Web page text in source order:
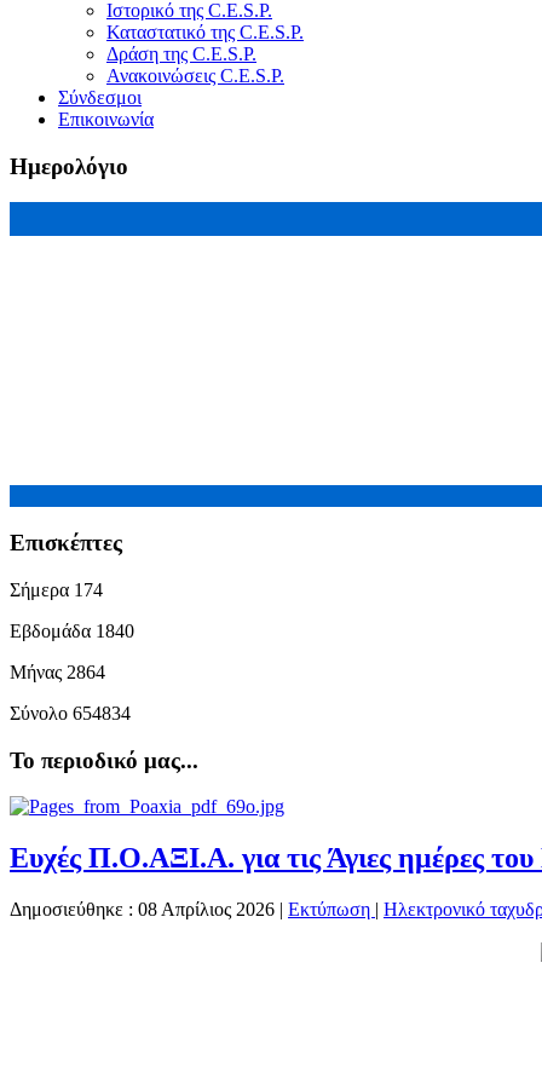
Ιστορικό της C.E.S.P.
Καταστατικό της C.E.S.P.
Δράση της C.E.S.P.
Ανακοινώσεις C.E.S.P.
Σύνδεσμοι
Επικοινωνία
Ημερολόγιο
Επισκέπτες
Σήμερα 174
Εβδομάδα 1840
Μήνας 2864
Σύνολο 654834
Το περιοδικό μας...
Ευχές Π.Ο.ΑΞΙ.Α. για τις Άγιες ημέρες
Δημοσιεύθηκε : 08 Απρίλιος 2026 | Εκτύπωση | Ηλεκτρονικό